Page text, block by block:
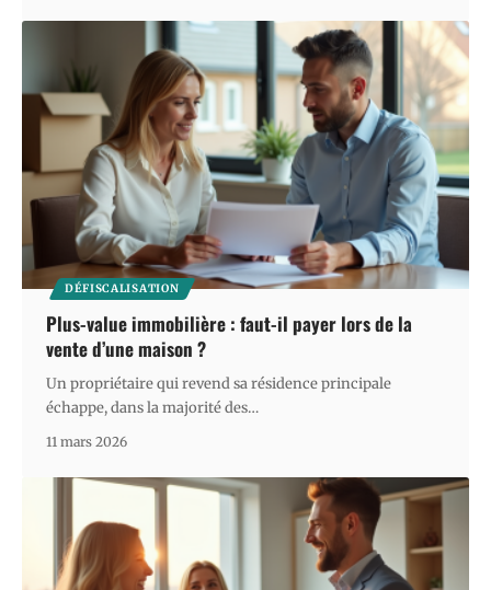
DÉFISCALISATION
Plus-value immobilière : faut-il payer lors de la
vente d’une maison ?
Un propriétaire qui revend sa résidence principale
échappe, dans la majorité des…
11 mars 2026